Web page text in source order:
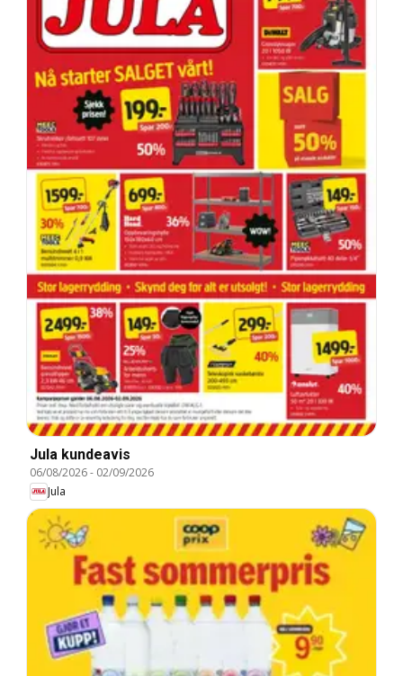
Jula kundeavis
06/08/2026- 02/09/2026
Jula